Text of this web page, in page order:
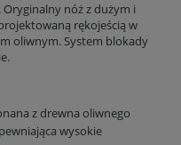
nóż z dużym i
rękojeścią w
oliwnym. System blokady
z drewna oliwnego
wysokie